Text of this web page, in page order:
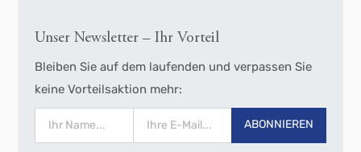
Unser Newsletter – Ihr Vorteil
Bleiben Sie auf dem laufenden und verpassen Sie
keine Vorteilsaktion mehr:
ABONNIEREN